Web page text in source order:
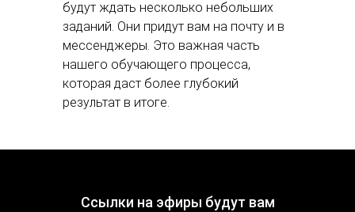
будут ждать несколько небольших
заданий. Они придут вам на почту и в
мессенджеры. Это важная часть
нашего обучающего процесса,
которая даст более глубокий
результат в итоге.
Ссылки на эфиры будут вам